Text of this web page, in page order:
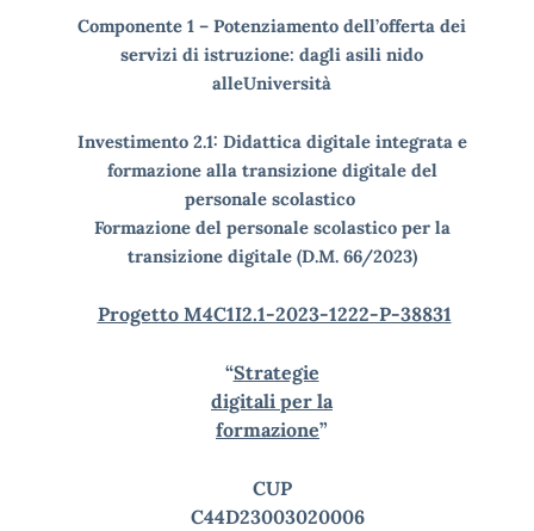
Componente 1 – Potenziamento dell’offerta dei
servizi di istruzione: dagli asili nido
alleUniversità
Investimento 2.1: Didattica digitale integrata e
formazione alla transizione digitale del
personale scolastico
Formazione del personale scolastico per la
transizione digitale (D.M. 66/2023)
Progetto M4C1I2.1-2023-1222-P-38831
“Strategie
digitali per la
formazione”
CUP
C44D23003020006